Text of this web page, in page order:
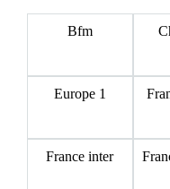
Bfm
Europe 1
France inter